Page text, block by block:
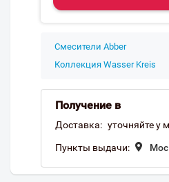
Смесители Abber
Коллекция Wasser Kreis
Получение в
Доставка: уточняйте у
Пункты выдачи: